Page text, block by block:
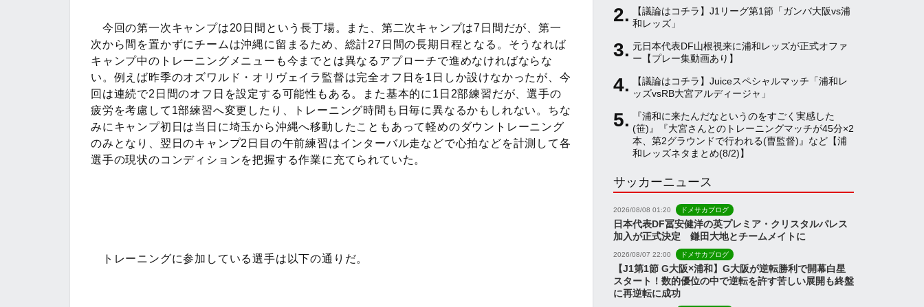
今回の第一次キャンプは20日間という長丁場。また、第二次キャンプは7日間だが、第一
次から間を置かずにチームは沖縄に留まるため、総計27日間の長期日程となる。そうなれば
キャンプ中のトレーニングメニューも今までとは異なるアプローチで進めなければならな
い。例えば昨季のオズワルド・オリヴェイラ監督は完全オフ日を1日しか設けなかったが、今
回は連続で2日間のオフ日を設定する可能性もある。また基本的に1日2部練習だが、選手の
疲労を考慮して1部練習へ変更したり、トレーニング時間も日毎に異なるかもしれない。ちな
みにキャンプ初日は当日に埼玉から沖縄へ移動したこともあって軽めのダウントレーニング
のみとなり、翌日のキャンプ2日目の午前練習はインターバル走などで心拍などを計測して各
選手の現状のコンディションを把握する作業に充てられていた。
トレーニングに参加している選手は以下の通りだ。
m h
n
l
【議論はコチラ】J1リーグ第1節「ガンバ大阪vs浦
和レッズ」
元日本代表DF山根視来に浦和レッズが正式オファ
ー【プレー集動画あり】
【議論はコチラ】Juiceスペシャルマッチ「浦和レ
ッズvsRB大宮アルディージャ」
『浦和に来たんだなというのをすごく実感した
(笹)』『大宮さんとのトレーニングマッチが45分×2
本、第2グラウンドで行われる(曺監督)』など【浦
和レッズネタまとめ(8/2)】
サッカーニュース
2026/08/08 01:20 ドメサカブログ
日本代表DF冨安健洋の英プレミア・クリスタルパレス
加入が正式決定 鎌田大地とチームメイトに
2026/08/07 22:00 ドメサカブログ
【J1第1節 G大阪×浦和】G大阪が逆転勝利で開幕白星
スタート！数的優位の中で逆転を許す苦しい展開も終盤
に再逆転に成功